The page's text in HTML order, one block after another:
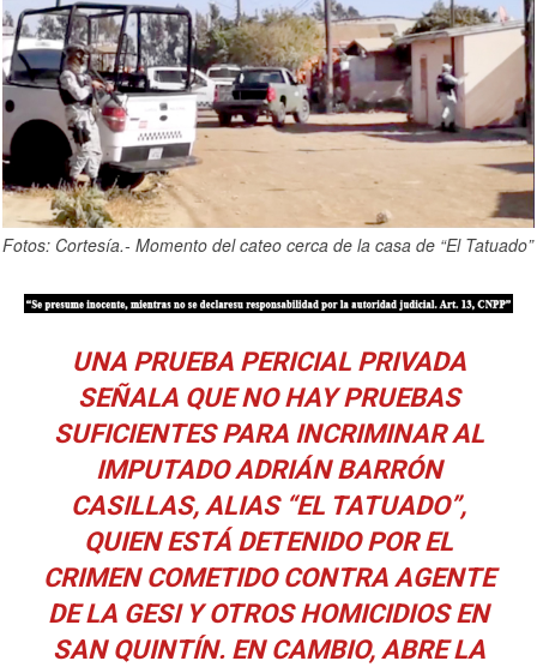
Fotos: Cortesía.- Momento del cateo cerca de la casa de “El Tatuado”
UNA PRUEBA PERICIAL PRIVADA
SEÑALA QUENO HAY PRUEBAS
SUFICIENTES PARA INCRIMINAR AL
IMPUTADO ADRIÁN BARRÓN
CASILLAS, ALIAS “EL TATUADO”,
QUIEN ESTÁ DETENIDO POR EL
CRIMEN COMETIDO CONTRA AGENTE
DE LA GESI Y OTROS HOMICIDIOS EN
SAN QUINTÍN. EN CAMBIO, ABRE LA